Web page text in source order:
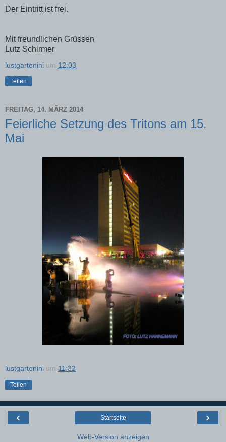
Der Eintritt ist frei.
Mit freundlichen Grüssen
Lutz Schirmer
lustgartenini um 12:03
Teilen
FREITAG, 14. MÄRZ 2014
Feierliche Setzung des Tritons am 15.
Mai
lustgartenini um 11:32
Teilen
‹ ›
Startseite
Web-Version anzeigen